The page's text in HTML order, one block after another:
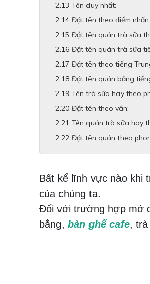
Tên duy nhất:
Đặt tên theo điểm nhấn:
Đặt tên quán trà sữa
Đặt tên quán trà sữa
Đặt tên theo tiếng
Đặt tên quán bằng
Tên trà sữa hay theo
Đặt tên theo vần:
Tên quán trà sữa hay
Đặt tên quán theo
Bất kể lĩnh vực nào khi
của chúng ta.
Đối với trường hợp mở
bằng, bàn ghế cafe,